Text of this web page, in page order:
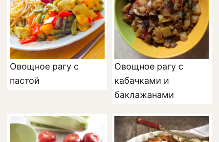
Овощное рагу с
пастой
Овощное рагу с
кабачками и
баклажанами